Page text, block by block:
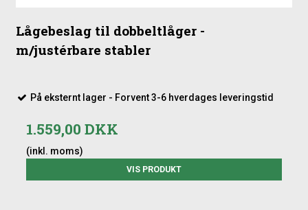
Lågebeslag til dobbeltlåger -
m/justérbare stabler
På eksternt lager - Forvent 3-6 hverdages leveringstid
1.559,00 DKK
(inkl. moms)
VIS PRODUKT